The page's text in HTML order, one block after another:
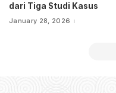
dari Tiga Studi Kasus
January 28, 2026